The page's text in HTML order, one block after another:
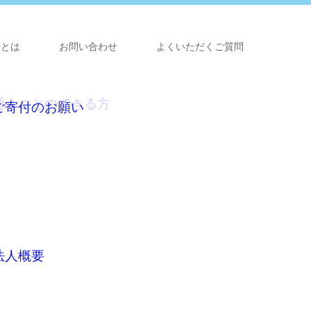
は お問い合わせ よくいただくご質問
うことのできる方
寄付のお願い
人概要